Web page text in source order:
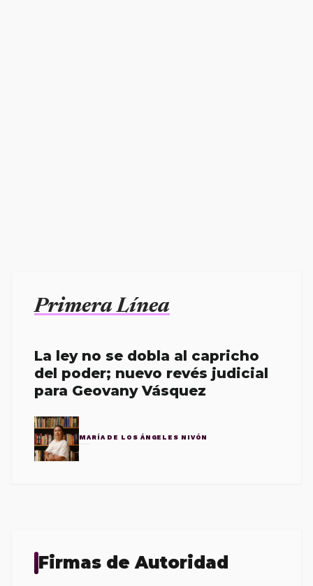
Primera Línea
La ley no se dobla al capricho
del poder; nuevo revés judicial
para Geovany Vásquez
MARÍA DE LOS ÁNGELES NIVÓN
Firmas de Autoridad